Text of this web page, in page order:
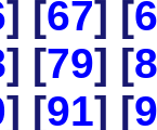
] [67] [
] [79] [
] [91] [